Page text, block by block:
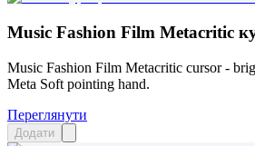
Music Fashion Film Metacritic
Music Fashion Film Metacritic cursor -
Meta Soft pointing hand.
Переглянути
Додати